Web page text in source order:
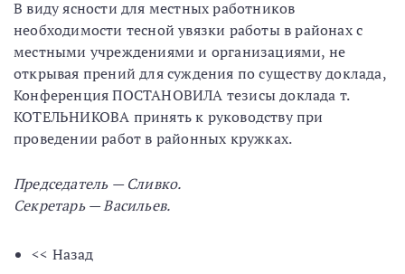
В виду ясности для местных работников
необходимости тесной увязки работы в районах с
местными учреждениями и организациями, не
открывая прений для суждения по существу доклада,
Конференция ПОСТАНОВИЛА тезисы доклада т.
КОТЕЛЬНИКОВА принять к руководству при
проведении работ в районных кружках.
Председатель — Сливко.
Секретарь — Васильев.
<< Назад